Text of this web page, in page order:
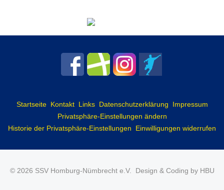
Startseite Kontakt Links Datenschutzerklärung
Impressum
Privatsphäre-Einstellungen ändern
Historie der Privatsphäre-Einstellungen
Einwilligungen widerrufen
© 2026 SSV Homburg-Nümbrecht e.V. Design & Coding by HBU